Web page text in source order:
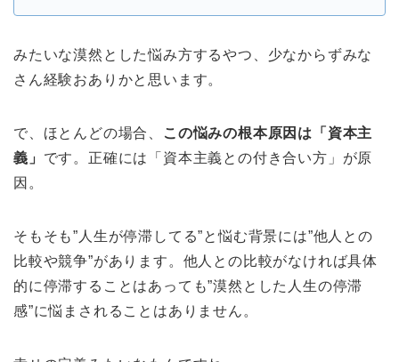
みたいな漠然とした悩み方するやつ、少なからずみな
さん経験おありかと思います。
で、ほとんどの場合、
この悩みの根本原因は「資本主
義」 です。正確には「資本主義との付き合い方」が原
因。
そもそも”人生が停滞してる”と悩む背景には”他人との
比較や競争”があります。他人との比較がなければ具体
的に停滞することはあっても”漠然とした人生の停滞
感”に悩まされることはありません。